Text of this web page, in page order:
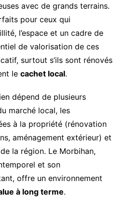
avec de grands terrains.
pour ceux qui
l’espace et un cadre de
de valorisation de ces
surtout s’ils sont rénovés
le cachet local.
dépend de plusieurs
marché local, les
à la propriété (rénovation
aménagement extérieur) et
la région. Le Morbihan,
et son
offre un environnement
à long terme.